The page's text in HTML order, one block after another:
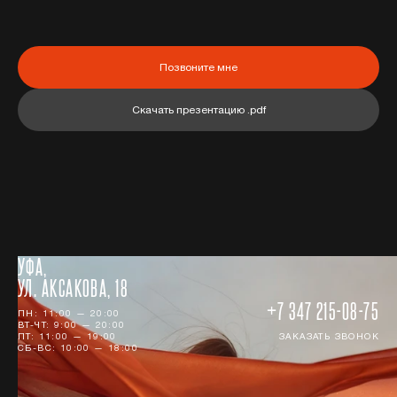
Позвоните мне
Скачать презентацию .pdf
УФА,
УЛ. АКСАКОВА, 18
ПН: 11:00 — 20:00
ВТ-ЧТ: 9:00 — 20:00
ПТ: 11:00 — 19:00
СБ-ВС: 10:00 — 18:00
+7 347 215-08-75
ЗАКАЗАТЬ ЗВОНОК